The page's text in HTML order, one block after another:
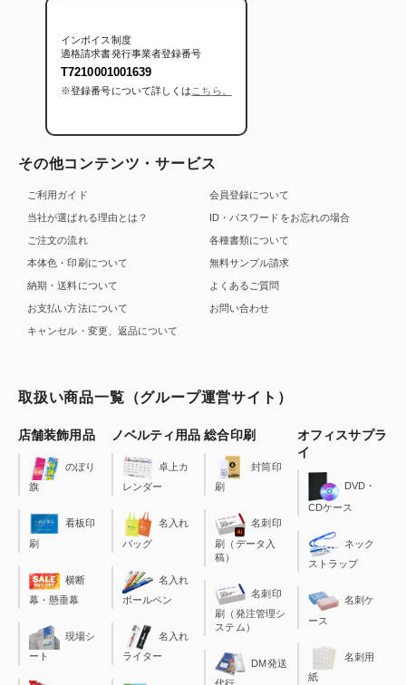
インボイス制度
適格請求書発行事業者登録番号
T7210001001639
※登録番号について詳しくは こちら。
その他コンテンツ・サービス
ご利用ガイド
当社が選ばれる理由とは？
ご注文の流れ
本体色・印刷について
納期・送料について
お支払い方法について
キャンセル・変更、返品について
会員登録について
ID・パスワードをお忘れの場合
各種書類について
無料サンプル請求
よくあるご質問
お問い合わせ
取扱い商品一覧（グループ運営サイト）
店舗装飾用品
のぼり
旗
看板印
刷
横断
幕・懸垂幕
現場シ
ート
ノベルティ用品
卓上カ
レンダー
名入れ
バッグ
名入れ
ボールペン
名入れ
ライター
総合印刷
封筒印
刷
名刺印
刷（データ入
稿）
名刺印
刷（発注管理シ
ステム）
DM発送
オフィスサプラ
イ
DVD・
CDケース
ネック
ストラップ
名刺ケ
ース
名刺用
紙